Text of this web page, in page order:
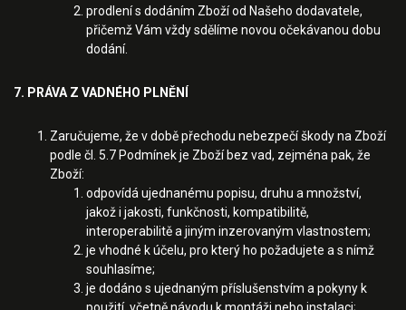
prodlení s dodáním Zboží od Našeho dodavatele,
přičemž Vám vždy sdělíme novou očekávanou dobu
dodání.
7. PRÁVA Z VADNÉHO PLNĚNÍ
Zaručujeme, že v době přechodu nebezpečí škody na Zboží
podle čl. 5.7 Podmínek je Zboží bez vad, zejména pak, že
Zboží:
odpovídá ujednanému popisu, druhu a množství,
jakož i jakosti, funkčnosti, kompatibilitě,
interoperabilitě a jiným inzerovaným vlastnostem;
je vhodné k účelu, pro který ho požadujete a s nímž
souhlasíme;
je dodáno s ujednaným příslušenstvím a pokyny k
použití, včetně návodu k montáži nebo instalaci;